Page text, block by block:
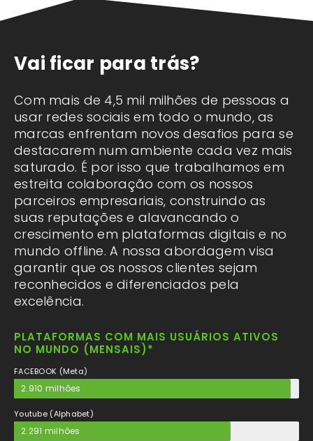
Vai ficar para trás?
Com mais de 4,5 mil milhões de pessoas a
usar redes sociais em todo o mundo, as
marcas enfrentam novos desafios para se
destacarem num ambiente cada vez mais
saturado. É por isso que trabalhamos em
estreita colaboração com os nossos
parceiros empresariais, construindo as
suas reputações e alavancando o
crescimento em plataformas digitais e no
mundo offline. A nossa abordagem visa
garantir que os nossos clientes sejam
reconhecidos e diferenciados pela
excelência.
PLATAFORMAS COM MAIS USUÁRIOS ATIVOS
NO MUNDO (MENSAIS)*
FACEBOOK (Meta)
2.910 milhões
Youtube (Alphabet)
2.291 milhões